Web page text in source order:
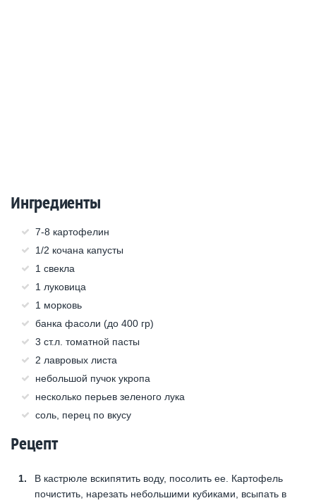
Ингредиенты
7-8 картофелин
1/2 кочана капусты
1 свекла
1 луковица
1 морковь
банка фасоли (до 400 гр)
3 ст.л. томатной пасты
2 лавровых листа
небольшой пучок укропа
несколько перьев зеленого лука
соль, перец по вкусу
Рецепт
В кастрюле вскипятить воду, посолить ее. Картофель
почистить, нарезать небольшими кубиками, всыпать в